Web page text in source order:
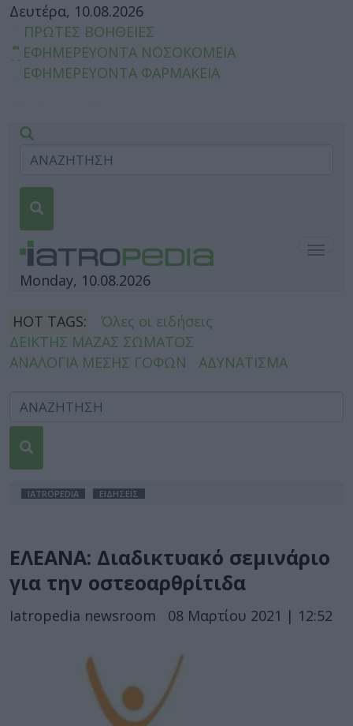
Δευτέρα, 10.08.2026
ΠΡΩΤΕΣ ΒΟΗΘΕΙΕΣ
ΕΦΗΜΕΡΕΥΟΝΤΑ ΝΟΣΟΚΟΜΕΙΑ
ΕΦΗΜΕΡΕΥΟΝΤΑ ΦΑΡΜΑΚΕΙΑ
Monday, 10.08.2026
HOT TAGS:
Όλες οι ειδήσεις
ΔΕΙΚΤΗΣ ΜΑΖΑΣ ΣΩΜΑΤΟΣ
ΑΝΑΛΟΓΙΑ ΜΕΣΗΣ ΓΟΦΩΝ
ΑΔΥΝΑΤΙΣΜΑ
IATROPEDIA ΕΙΔΗΣΕΙΣ
ΕΛΕΑΝΑ: Διαδικτυακό σεμινάριο
για την οστεοαρθρίτιδα
Iatropedia newsroom 08 Μαρτίου 2021 | 12:52